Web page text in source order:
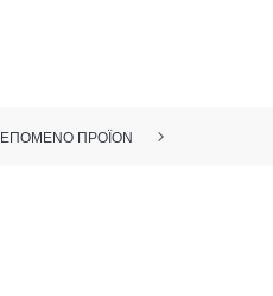
ΕΠΟΜΕΝΟ ΠΡΟΪΟΝ